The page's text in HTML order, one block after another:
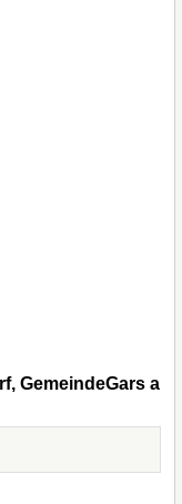
GemeindeGars a